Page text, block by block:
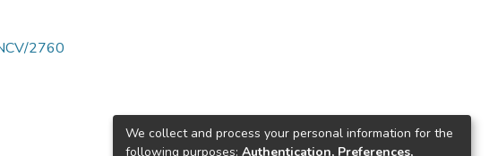
2760
We collect and process your personal information for the
following purposes: Authentication, Preferences,